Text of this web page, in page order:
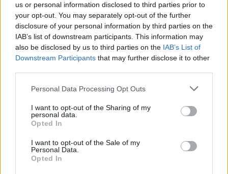
us or personal information disclosed to third parties prior to
your opt-out. You may separately opt-out of the further
disclosure of your personal information by third parties on the
IAB’s list of downstream participants. This information may
also be disclosed by us to third parties on the IAB’s List of
Downstream Participants that may further disclose it to other
Please note that this website/app uses one or more Google
not limited to your visit or usage behaviour. You may click to
grant or deny consent to Google and its third-party tags to
use your data for below specified purposes in below Google
consent section.
Personal Data Processing Opt Outs
I want to opt-out of the Sharing of my
personal data.
Opted In
I want to opt-out of the Sale of my
Personal Data.
Opted In
Σύμφωνα με πληροφορίες του Live News, ο
δεν τον άφηναν να βλέπει τα εγγόνια του.
Σύμφωνα με πληροφορίες, ο ίδιος τους